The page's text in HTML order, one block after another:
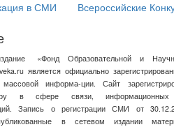
в СМИ Всероссийские
«Фонд Образовательной и
является официально
массовой информа-ции. Сайт
в сфере связи, информационных
Запись о регистрации СМИ от
в сетевом издании